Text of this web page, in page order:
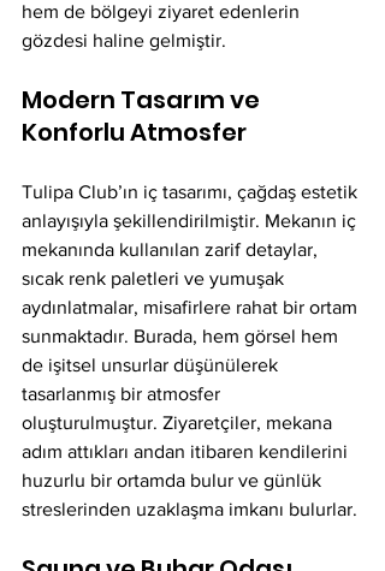
hem de bölgeyi ziyaret edenlerin
gözdesi haline gelmiştir.
Modern Tasarım ve
Konforlu Atmosfer
Tulipa Club’ın iç tasarımı, çağdaş estetik
anlayışıyla şekillendirilmiştir. Mekanın iç
mekanında kullanılan zarif detaylar,
sıcak renk paletleri ve yumuşak
aydınlatmalar, misafirlere rahat bir ortam
sunmaktadır. Burada, hem görsel hem
de işitsel unsurlar düşünülerek
tasarlanmış bir atmosfer
oluşturulmuştur. Ziyaretçiler, mekana
adım attıkları andan itibaren kendilerini
huzurlu bir ortamda bulur ve günlük
streslerinden uzaklaşma imkanı bulurlar.